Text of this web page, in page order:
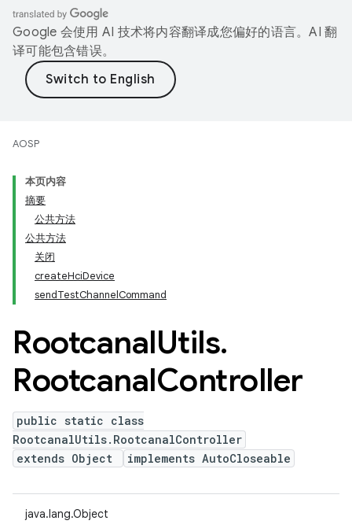
Google 会使用 AI 技术将内容翻译成您偏好的语言。AI 翻
译可能包含错误。
AOSP
本页内容
摘要
公共方法
公共方法
关闭
createHciDevice
sendTestChannelCommand
RootcanalUtils.
RootcanalController
public static class
RootcanalUtils.RootcanalController
extends Object
implements AutoCloseable
java.lang.Object